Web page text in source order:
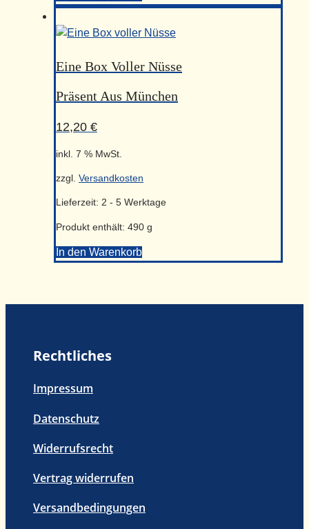
Münchner
Kindl-
Menge
Eine Box Voller Nüsse
Präsent Aus München
12,20 €
inkl. 7 % MwSt.
zzgl. Versandkosten
Lieferzeit: 2 - 5 Werktage
Produkt enthält: 490 g
In den Warenkorb
Rechtliches
Impressum
Datenschutz
Widerrufsrecht
Vertrag widerrufen
Versandbedingungen